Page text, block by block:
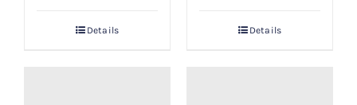
Details Details